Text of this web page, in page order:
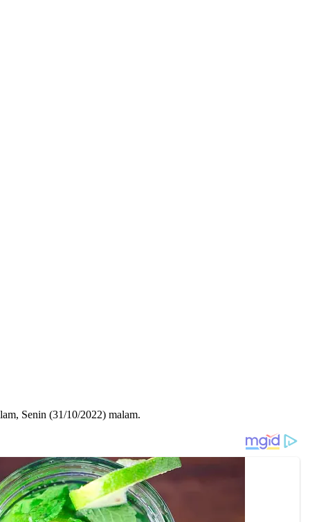
Senin (31/10/2022) malam.